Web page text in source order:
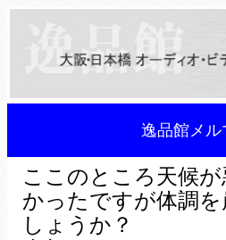
逸品館メ
ここのところ天候
かったですが体調
しょうか？